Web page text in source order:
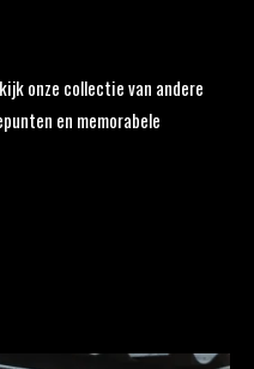
onze collectie van andere
en memorabele